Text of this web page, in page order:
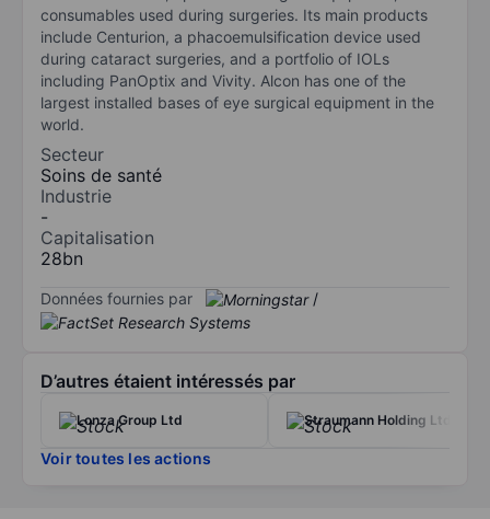
consumables used during surgeries. Its main products
include Centurion, a phacoemulsification device used
during cataract surgeries, and a portfolio of IOLs
including PanOptix and Vivity. Alcon has one of the
largest installed bases of eye surgical equipment in the
world.
Secteur
Soins de santé
Industrie
-
Capitalisation
28bn
Données fournies par /
D’autres étaient intéressés par
Lonza Group Ltd Straumann Holding Ltd
Voir toutes les actions